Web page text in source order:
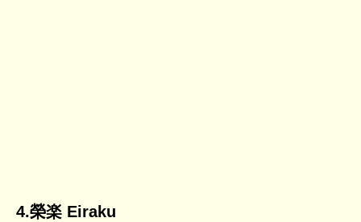
4.榮楽 Eiraku